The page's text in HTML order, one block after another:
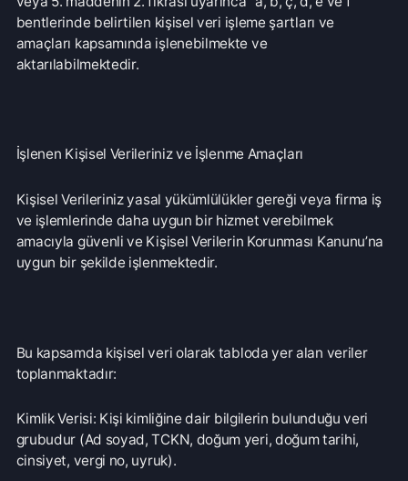
İşlenen Kişisel Verileriniz ve İşlenme Amaçları
Kişisel Verileriniz yasal yükümlülükler gereği veya firma iş
ve işlemlerinde daha uygun bir hizmet verebilmek
Bu kapsamda kişisel veri olarak tabloda yer alan veriler
toplanmaktadır:
Kimlik Verisi: Kişi kimliğine dair bilgilerin bulunduğu veri
grubudur (Ad soyad, TCKN, doğum yeri, doğum tarihi,
grubudur (Telefon, adres, e- posta).
veri türlerini ifade etmektedir. (Çerez bilgileri)
Toplanan kişisel verileriniz;